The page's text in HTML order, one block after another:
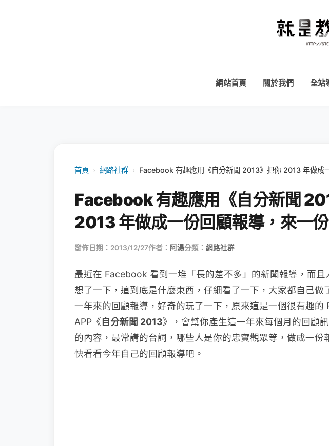
網站首頁 關於我們 全站
首頁 › 網路社群 › Facebook 有趣應用《自分新聞 2013》把你 2013 年做成
Facebook 有趣應用《自分新聞
2013 年做成一份回顧報導，來一
發佈日期：2013/12/27作者： 阿湯分類： 網路社群
最近在 Facebook 看到一堆「長的差不多」的新聞報導，而且
想了一下，這到底是什麼東西，仔細看了一下，大家都自己
一年來的回顧報導，好奇的玩了一下，原來這是一個很有趣的
APP《自分新聞 2013》，會幫你產生這一年來每個月的回顧
的內容，最常講的台詞，哪些人是你的忠實觀眾等，做成一份
快看看今年自己的回顧報導吧。